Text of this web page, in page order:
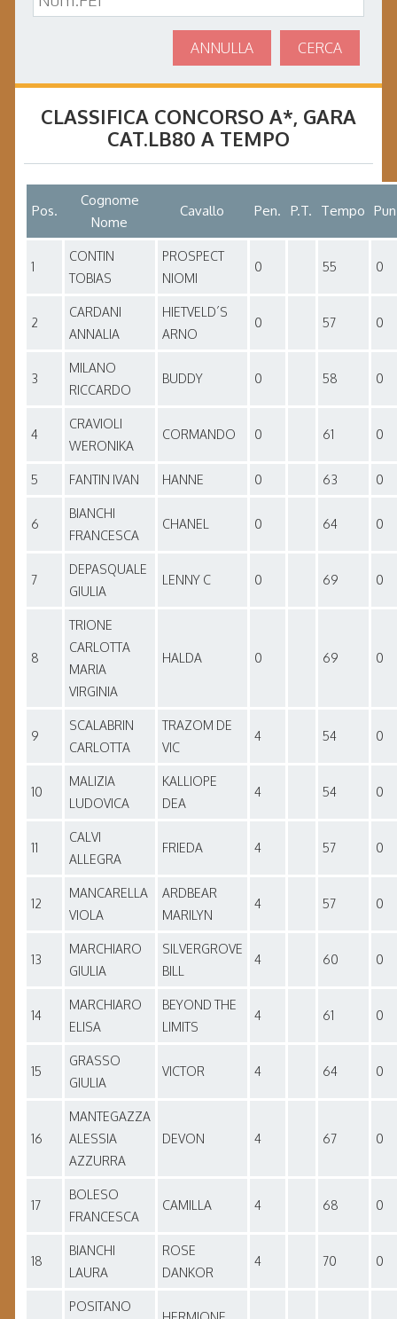
CERCA
ANNULLA
CLASSIFICA CONCORSO A*, GARA
CAT.LB80 A TEMPO
Pos.
Cognome
Nome
Cavallo Pen. P.T. Tempo
1
CONTIN
TOBIAS
PROSPECT
NIOMI
0 55 0
2
CARDANI
ANNALIA
HIETVELD´S
ARNO
0 57 0
3
MILANO
RICCARDO
BUDDY 0 58 0
4
CRAVIOLI
WERONIKA
CORMANDO 0 61 0
5 FANTIN IVAN HANNE 0 63 0
6
BIANCHI
FRANCESCA
CHANEL 0 64 0
7
DEPASQUALE
GIULIA
LENNY C 0 69 0
8
TRIONE
CARLOTTA
MARIA
VIRGINIA
HALDA 0 69 0
9
SCALABRIN
CARLOTTA
TRAZOM DE
VIC
4 54 0
10
MALIZIA
LUDOVICA
KALLIOPE
DEA
4 54 0
11
CALVI
ALLEGRA
FRIEDA 4 57 0
12
MANCARELLA
VIOLA
ARDBEAR
MARILYN
4 57 0
13
MARCHIARO
GIULIA
SILVERGROVE
BILL
4 60 0
14
MARCHIARO
ELISA
BEYOND THE
LIMITS
4 61 0
15
GRASSO
GIULIA
VICTOR 4 64 0
16
MANTEGAZZA
ALESSIA
AZZURRA
DEVON 4 67 0
17
BOLESO
FRANCESCA
CAMILLA 4 68 0
18
BIANCHI
LAURA
ROSE
DANKOR
4 70 0
POSITANO